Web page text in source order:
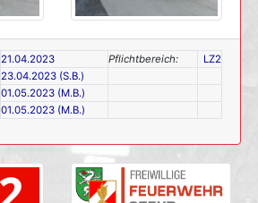
21.04.2023 Pflichtbereich:
LZ2
23.04.2023 (S.B.)
01.05.2023 (M.B.)
01.05.2023 (M.B.)